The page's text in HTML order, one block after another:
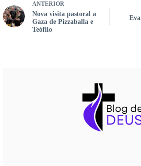
ANTERIOR
Nova visita pastoral a
Gaza de Pizzaballa e
Teófilo